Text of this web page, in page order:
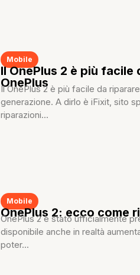
Mobile
Il OnePlus 2 è più
OnePlus
Il OnePlus 2 è più facile da
generazione. A dirlo è iFixit, sito
riparazioni...
Mobile
OnePlus 2: ecco come
OnePlus 2 è stato ufficialmente
disponibile anche in realtà
poter...